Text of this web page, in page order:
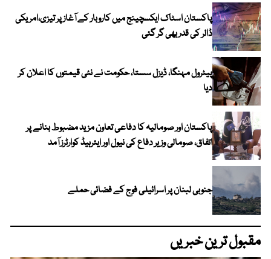
پاکستان اسٹاک ایکسچینج میں کاروبار کے آغاز پر تیزی،امریکی
ڈالر کی قدر بھی گر گئی
پیٹرول مہنگا، ڈیزل سستا، حکومت نے نئی قیمتوں کا اعلان کر
دیا
پاکستان اور صومالیہ کا دفاعی تعاون مزید مضبوط بنانے پر
اتفاق، صومالی وزیر دفاع کی نیول اور ایئرہیڈ کوارٹرز آمد
جنوبی لبنان پر اسرائیلی فوج کے فضائی حملے
مقبول ترین خبریں